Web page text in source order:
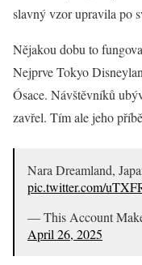
slavný vzor upravila po
Nějakou dobu to
Nejprve Tokyo
Ósace. Návštěvníků
zavřel. Tím ale jeho
Nara Dreamland,
pic.twitter.com/
— This Account
April 26, 2025